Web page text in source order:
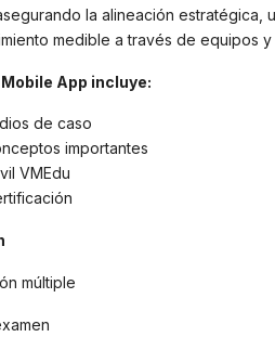
la alineación estratégica,
medible a través de equipos
App incluye:
de caso
importantes
VMEdu
múltiple